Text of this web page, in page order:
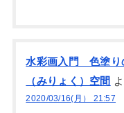
水彩画入門 色塗り
（みりょく）空間
2020/03/16(月） 21:57